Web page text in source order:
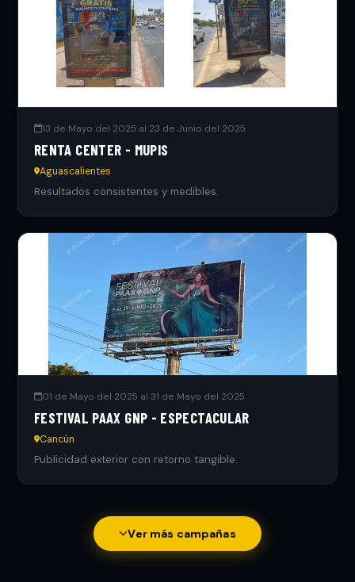
13 de Mayo del 2025 al 23 de Junio del 2025
RENTA CENTER - MUPIS
Aguascalientes
Resultados consistentes y medibles.
01 de Mayo del 2025 al 31 de Mayo del 2025
FESTIVAL PAAX GNP - ESPECTACULAR
Cancún
Publicidad exterior con retorno tangible.
Ver más campañas